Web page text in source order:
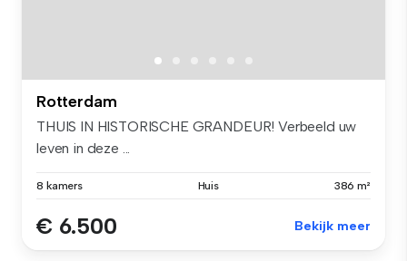
Rotterdam
THUIS IN HISTORISCHE GRANDEUR! Verbeeld uw
leven in deze ...
8 kamers Huis 386 m²
€ 6.500 Bekijk meer